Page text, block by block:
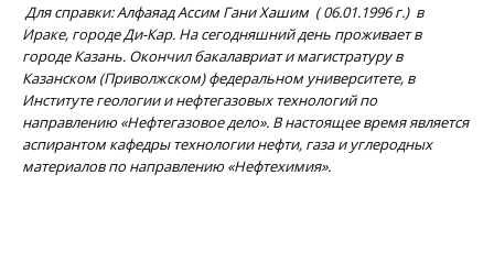
Для справки: Алфаяад Ассим Гани Хашим ( 06.01.1996 г.) в
Ираке, городе Ди-Кар. На сегодняшний день проживает в
городе Казань. Окончил бакалавриат и магистратуру в
Казанском (Приволжском) федеральном университете, в
Институте геологии и нефтегазовых технологий по
направлению «Нефтегазовое дело». В настоящее время является
аспирантом кафедры технологии нефти, газа и углеродных
материалов по направлению «Нефтехимия».